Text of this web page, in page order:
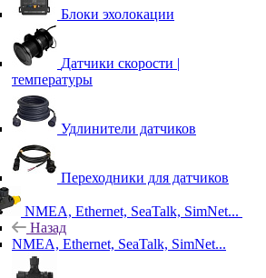
Блоки эхолокации
Датчики скорости |
температуры
Удлинители датчиков
Переходники для датчиков
NMEA, Ethernet, SeaTalk, SimNet...
Назад
NMEA, Ethernet, SeaTalk, SimNet...